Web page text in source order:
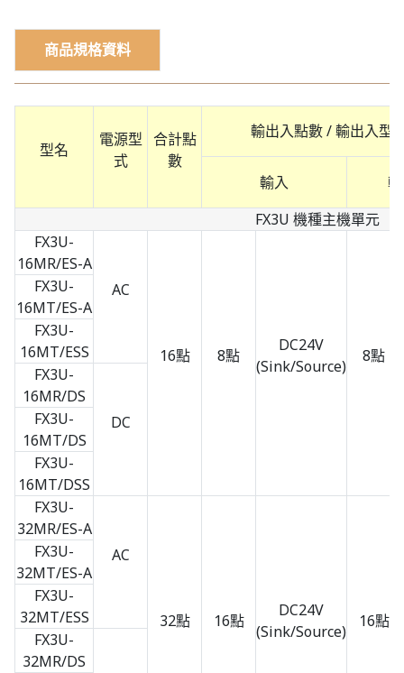
商品規格資料
型名
電源型
式
合計點
數
輸出入點數 / 輸出入型
輸入
FX3U 機種主機單元
FX3U-
16MR/ES-A
AC
16點 8點
DC24V
(Sink/Source)
8點
FX3U-
16MT/ES-A
FX3U-
16MT/ESS
FX3U-
16MR/DS
DC
FX3U-
16MT/DS
FX3U-
16MT/DSS
FX3U-
32MR/ES-A
AC
32點 16點
DC24V
(Sink/Source)
16點
FX3U-
32MT/ES-A
FX3U-
32MT/ESS
FX3U-
32MR/DS